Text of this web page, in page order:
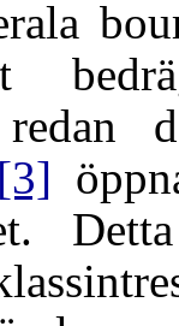
redan
[3]